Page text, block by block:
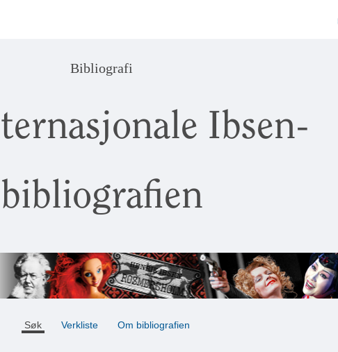
Bibliografi
Ibsen-
bibliografien
Søk Verkliste Om bibliografien